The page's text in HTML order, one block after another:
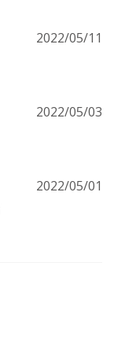
2022/05/11
2022/05/03
2022/05/01